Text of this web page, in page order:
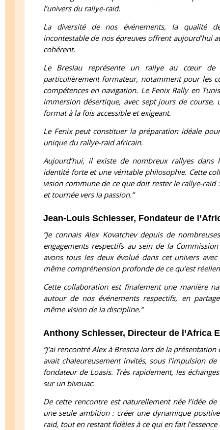
l’univers du rallye-raid.
La diversité de nos événements, la qualité
incontestable de nos épreuves offrent aujourd’hui
cohérent.
Le Breslau représente un rallye au cœur de
particulièrement formateur, notamment pour les
compétences en navigation. Le Fenix Rally en
immersion désertique, avec sept jours de
format à la fois accessible et exigeant.
Le Fenix peut constituer la préparation idéale
unique du rallye-raid africain.
Aujourd’hui, il existe de nombreux rallyes
identité forte et une véritable philosophie. Cette
vision commune de ce que doit rester le rallye-
et tournée vers la passion.”
Jean-Louis Schlesser, Fondateur de
“Je connais Alex Kovatchev depuis de
engagements respectifs au sein de la
avons tous les deux évolué dans cet univers
même compréhension profonde de ce qu’est
Cette collaboration est finalement une manière
autour de nos événements respectifs, en
même vision de la discipline.”
Anthony Schlesser, Directeur de l’Africa
“J’ai rencontré Alex à Brescia lors de la
avait chaleureusement invités, sous l’impulsion
fondateur de Loasis. Très rapidement, les
sur un bivouac.
De cette rencontre est naturellement née l’idée
une seule ambition : créer une dynamique
raid, tout en restant fidèles à ce qui en fait